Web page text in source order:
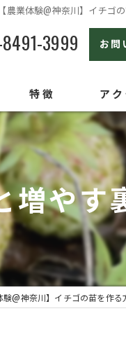
【農業体験@神奈川】イチゴ
3999 お問
特徴
横浜の農業体験
親子
セカンドライフ
ライフスタイル
オンラインセミナー
ア
増やす
験@神奈川】イチゴの苗を作